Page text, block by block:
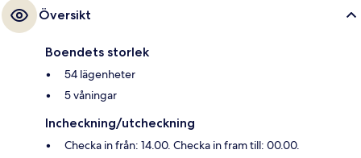
Översikt
Boendets storlek
54 lägenheter
5 våningar
Incheckning/utcheckning
Checka in från: 14.00. Checka in fram till: 00.00.